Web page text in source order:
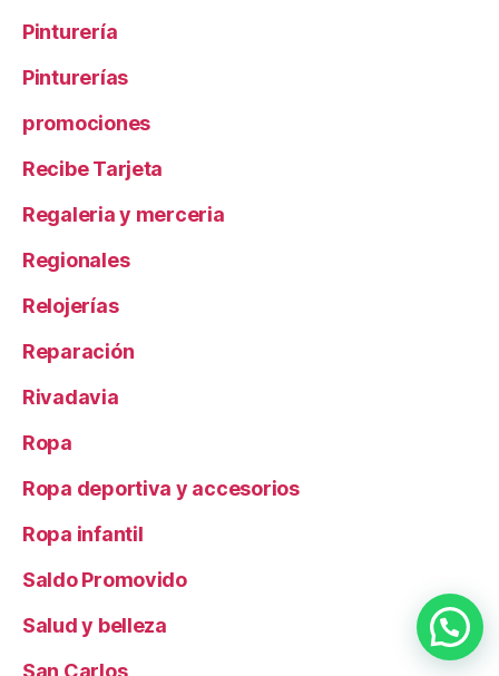
Pinturería
Pinturerías
promociones
Recibe Tarjeta
Regaleria y merceria
Regionales
Relojerías
Reparación
Rivadavia
Ropa
Ropa deportiva y accesorios
Ropa infantil
Saldo Promovido
Salud y belleza